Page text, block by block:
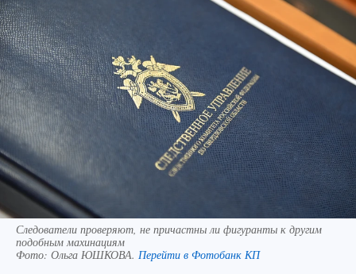
Следователи проверяют, не причастны ли фигуранты к другим
подобным махинациям
Фото: Ольга ЮШКОВА. Перейти в Фотобанк КП